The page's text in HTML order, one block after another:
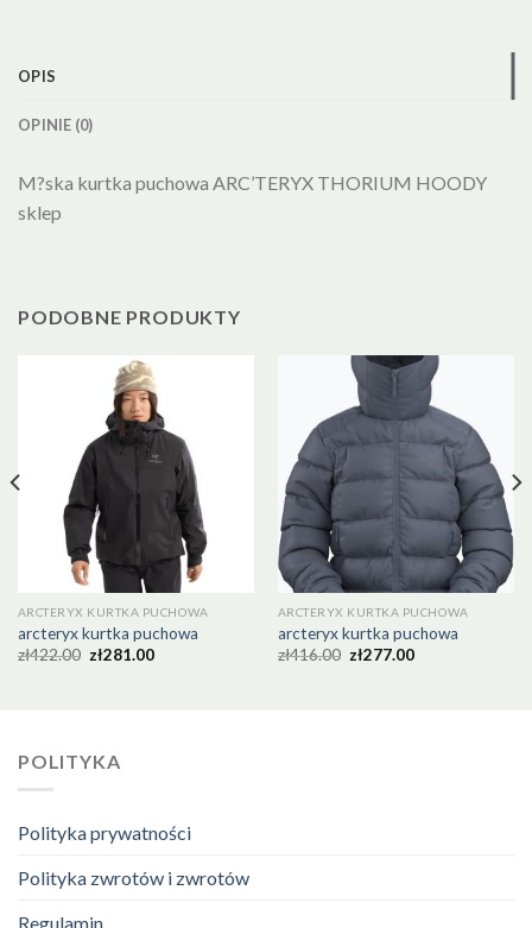
OPIS
OPINIE (0)
M?ska kurtka puchowa ARC’TERYX THORIUM HOODY
sklep
PODOBNE PRODUKTY
ARCTERYX KURTKA PUCHOWA
arcteryx kurtka puchowa
zł422.00 zł281.00
ARCTERYX KURTKA PUCHOWA
arcteryx kurtka puchowa
zł416.00 zł277.00
POLITYKA
Polityka prywatności
Polityka zwrotów i zwrotów
Regulamin